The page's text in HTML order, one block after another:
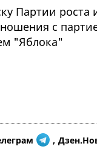
Партии роста
с
"Яблока"
,